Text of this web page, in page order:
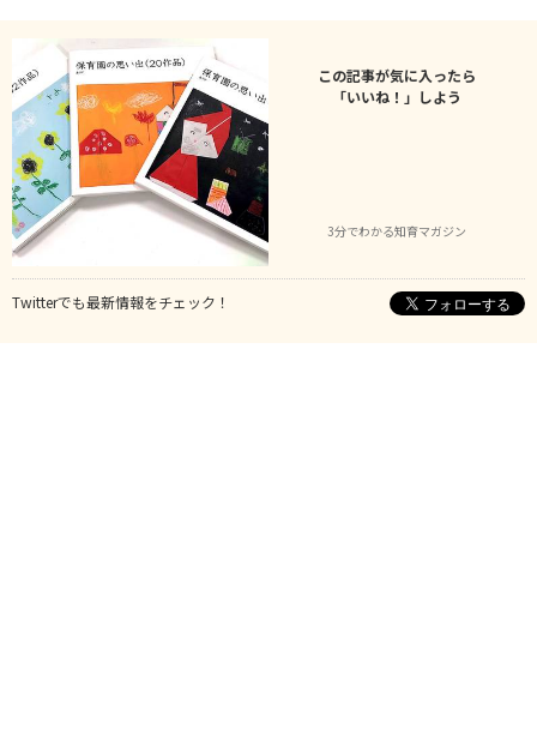
この記事が気に入ったら
「いいね！」しよう
3分でわかる知育マガジン
Twitterでも最新情報をチェック！